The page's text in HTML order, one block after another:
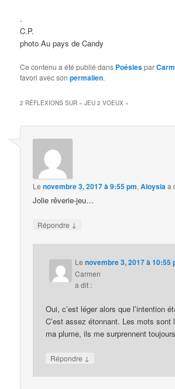
.
C.P.
photo Au pays de Candy
Ce contenu a été publié dans Poésiespar
favori avec sonpermalien.
2 RÉFLEXIONS SUR «JEU 2 VOEUX »
Lenovembre 3, 2017 à 9:55 pm,Aloysiaa
Jolie rêverie-jeu…
Répondre ↓
Lenovembre 3, 2017 à 10:55
Carmen
a dit :
Oui, c’est léger alors que l’intention
C’est assez étonnant. Les mots sont
ma plume, ils me surprennent
Répondre ↓